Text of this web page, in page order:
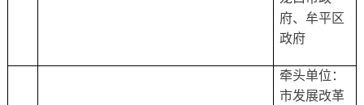
府、牟平区
政府
牵头单位：
市发展改革